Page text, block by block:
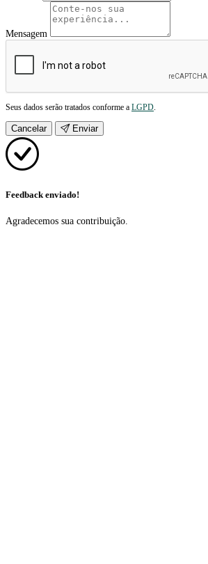
Mensagem
Seus dados serão tratados conforme a LGPD.
Cancelar Enviar
Feedback enviado!
Agradecemos sua contribuição.